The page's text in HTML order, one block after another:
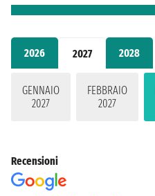
2026 2027 2028
GENNAIO
2027
FEBBRAIO
2027
Recensioni